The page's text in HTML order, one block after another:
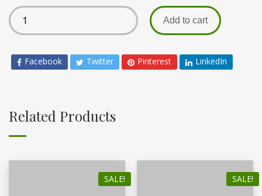
Add to cart
Facebook Twitter Pinterest LinkedIn
Related Products
SALE! SALE!